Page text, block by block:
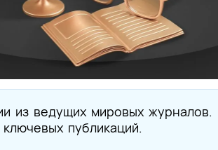
из ведущих мировых журналов.
публикаций.